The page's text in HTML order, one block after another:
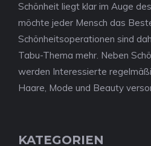
Schönheit liegt klar im Auge
möchte jeder Mensch das
Schönheitsoperationen sind
Tabu-Thema mehr. Neben
werden Interessierte
Haare, Mode und Beauty
KATEGORIEN